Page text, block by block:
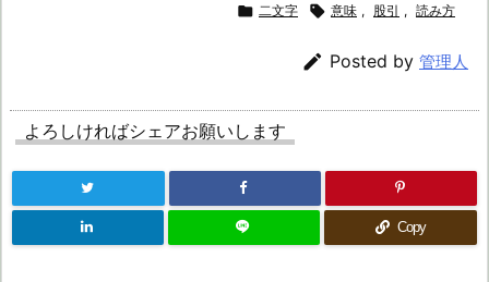
 二文字  意味 , 股引 , 読み方
 Posted by 管理人
よろしければシェアお願いします
Copy